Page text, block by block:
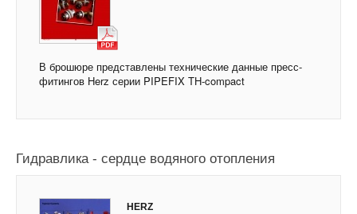
В брошюре представлены технические данные пресс-
фитингов Herz серии PIPEFIX TH-compact
Гидравлика - сердце водяного отопления
HERZ